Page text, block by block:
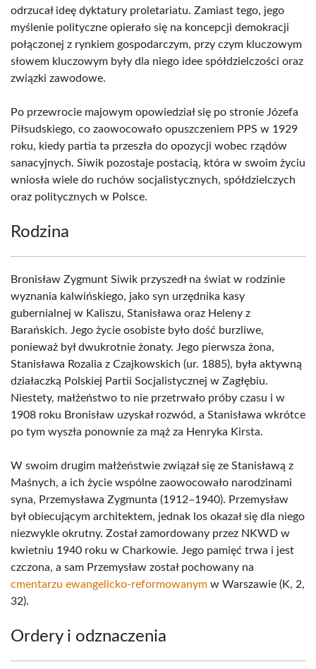
odrzucał ideę dyktatury proletariatu. Zamiast tego, jego
myślenie polityczne opierało się na koncepcji demokracji
połączonej z rynkiem gospodarczym, przy czym kluczowym
słowem kluczowym były dla niego idee spółdzielczości oraz
związki zawodowe.
Po przewrocie majowym opowiedział się po stronie Józefa
Piłsudskiego, co zaowocowało opuszczeniem PPS w 1929
roku, kiedy partia ta przeszła do opozycji wobec rządów
sanacyjnych. Siwik pozostaje postacią, która w swoim życiu
wniosła wiele do ruchów socjalistycznych, spółdzielczych
oraz politycznych w Polsce.
Rodzina
Bronisław Zygmunt Siwik przyszedł na świat w rodzinie
wyznania kalwińskiego, jako syn urzędnika kasy
gubernialnej w Kaliszu, Stanisława oraz Heleny z
Barańskich. Jego życie osobiste było dość burzliwe,
ponieważ był dwukrotnie żonaty. Jego pierwsza żona,
Stanisława Rozalia z Czajkowskich (ur. 1885), była aktywną
działaczką Polskiej Partii Socjalistycznej w Zagłębiu.
Niestety, małżeństwo to nie przetrwało próby czasu i w
1908 roku Bronisław uzyskał rozwód, a Stanisława wkrótce
po tym wyszła ponownie za mąż za Henryka Kirsta.
W swoim drugim małżeństwie związał się ze Stanisławą z
Maśnych, a ich życie wspólne zaowocowało narodzinami
syna, Przemysława Zygmunta (1912–1940). Przemysław
był obiecującym architektem, jednak los okazał się dla niego
niezwykle okrutny. Został zamordowany przez NKWD w
kwietniu 1940 roku w Charkowie. Jego pamięć trwa i jest
czczona, a sam Przemysław został pochowany na
cmentarzu ewangelicko-reformowanym w Warszawie (K, 2,
32).
Ordery i odznaczenia